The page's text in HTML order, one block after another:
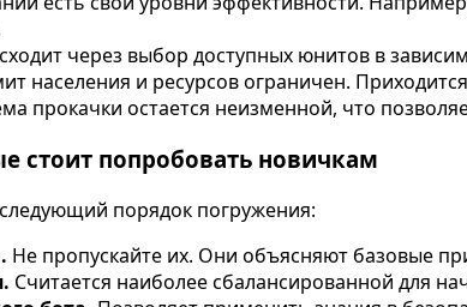
через выбор доступных юнитов в
населения и ресурсов ограничен.
прокачки остается неизменной, что
стоит попробовать новичкам
порядок погружения:
Не пропускайте их. Они объясняют базовые
Считается наиболее сбалансированной для